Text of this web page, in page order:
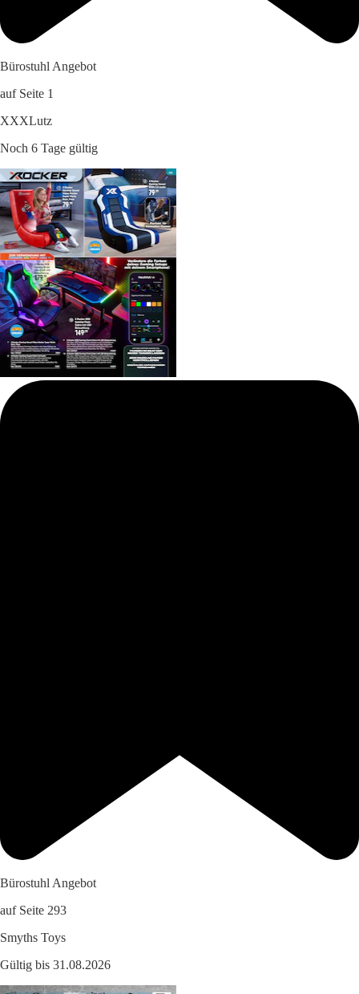
Bürostuhl Angebot
auf Seite 1
XXXLutz
Noch 6 Tage gültig
Bürostuhl Angebot
auf Seite 293
Smyths Toys
Gültig bis 31.08.2026